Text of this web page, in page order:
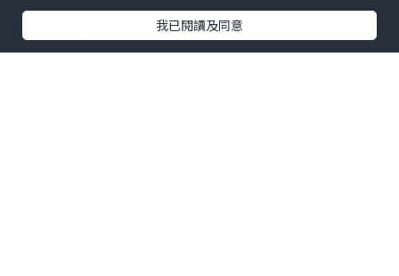
Đầu tiên chắc chắn không thể không
kể đến khu thác nước cắm trại
我已閱讀及同意